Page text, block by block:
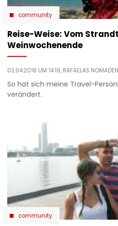
community
Reise-Weise: Vom
Weinwochenende
02.04.2018 UM 14:19, RAFAELAS
So hat sich meine Travel-
verändert.
community